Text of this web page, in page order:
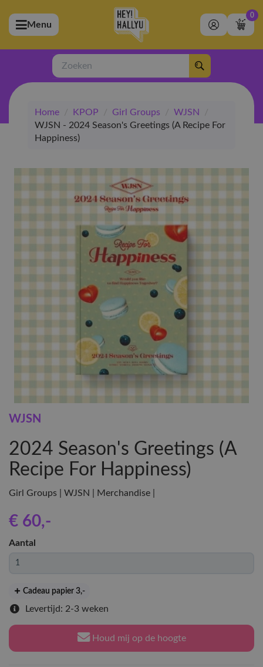
(Artiesten)
(Merchandise)
(Exclusive)
(Winkel)
Menu
0
Zoeken
Home / KPOP / Girl Groups / WJSN
/
WJSN - 2024 Season's Greetings (A Recipe For
Happiness)
WJSN
2024 Season's Greetings (A
Recipe For Happiness)
Girl Groups | WJSN | Merchandise |
€ 60,-
Aantal
Cadeau papier 3,-
Levertijd: 2-3 weken
Houd mij op de hoogte